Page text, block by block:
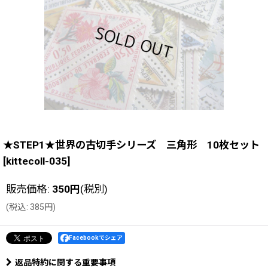
★STEP1★世界の古切手シリーズ 三角形 10枚セット
[kittecoll-035]
販売価格: 350円(税別)
(税込: 385円)
Facebookでシェア
返品特約に関する重要事項